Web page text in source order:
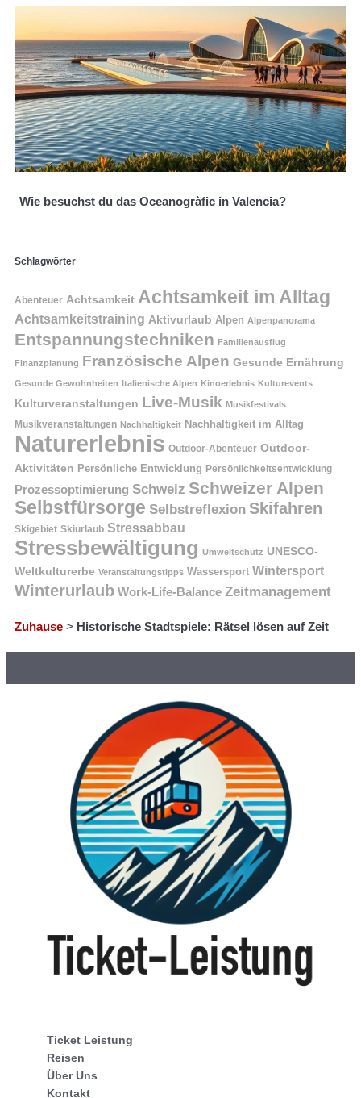
Wie besuchst du das Oceanogràfic in Valencia?
Schlagwörter
Abenteuer Achtsamkeit Achtsamkeit im Alltag
Achtsamkeitstraining Aktivurlaub Alpen Alpenpanorama
Entspannungstechniken Familienausflug
Finanzplanung Französische Alpen Gesunde Ernährung
Gesunde Gewohnheiten Italienische Alpen Kinoerlebnis Kulturevents
Kulturveranstaltungen Live-Musik Musikfestivals
Musikveranstaltungen Nachhaltigkeit Nachhaltigkeit im Alltag
Naturerlebnis Outdoor-Abenteuer Outdoor-
Aktivitäten Persönliche Entwicklung Persönlichkeitsentwicklung
Prozessoptimierung Schweiz Schweizer Alpen
Selbstfürsorge Selbstreflexion Skifahren
Skigebiet Skiurlaub Stressabbau
Stressbewältigung Umweltschutz UNESCO-
Weltkulturerbe Veranstaltungstipps Wassersport Wintersport
Winterurlaub Work-Life-Balance Zeitmanagement
Zuhause > Historische Stadtspiele: Rätsel lösen auf Zeit
Ticket Leistung
Reisen
Über Uns
Kontakt